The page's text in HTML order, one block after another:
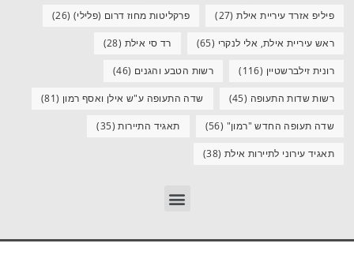
פיליפ אזרד עיריית אילת(27) פרקליטות מחוז דרום (פלילי) (26)
ראש עיריית אילת, אלי לנקרי (65) רד סי אילת (28)
רונית זילברשטיין (116) רשות הטבע והגנים (46)
רשות שדות התעופה (45) שדה התעופה ע"ש אילן ואסף רמון (81)
שדה תעופה החדש "רמון" (56) תאגיד התיירות(35)
תאגיד עירוני לתיירות אילת (38)